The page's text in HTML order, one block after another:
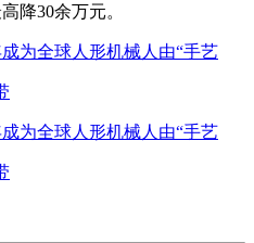
降30余万元。
为全球人形机械人由“手艺
为全球人形机械人由“手艺